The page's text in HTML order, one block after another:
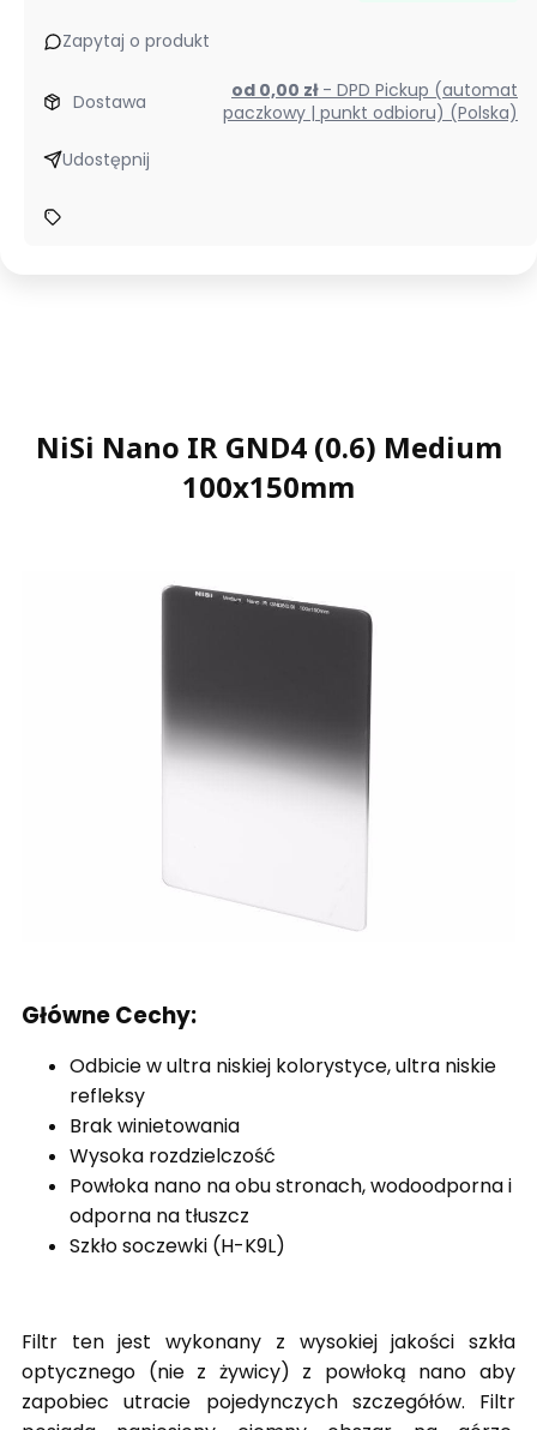
Zapytaj o produkt
Dostawa od 0,00 zł - DPD Pickup (automat
paczkowy | punkt odbioru) (Polska)
Udostępnij
NiSi Nano IR GND4 (0.6) Medium
100x150mm
Główne Cechy:
Odbicie w ultra niskiej kolorystyce, ultra niskie
refleksy
Brak winietowania
Wysoka rozdzielczość
Powłoka nano na obu stronach, wodoodporna i
odporna na tłuszcz
Szkło soczewki (H-K9L)
Filtr ten jest wykonany z wysokiej jakości szkła
optycznego (nie z żywicy) z powłoką nano aby
zapobiec utracie pojedynczych szczegółów. Filtr